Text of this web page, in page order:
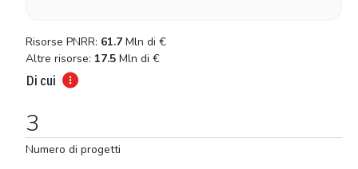
Risorse PNRR: 61.7 Mln di €
Altre risorse: 17.5 Mln di €
Di cui
3
Numero di progetti